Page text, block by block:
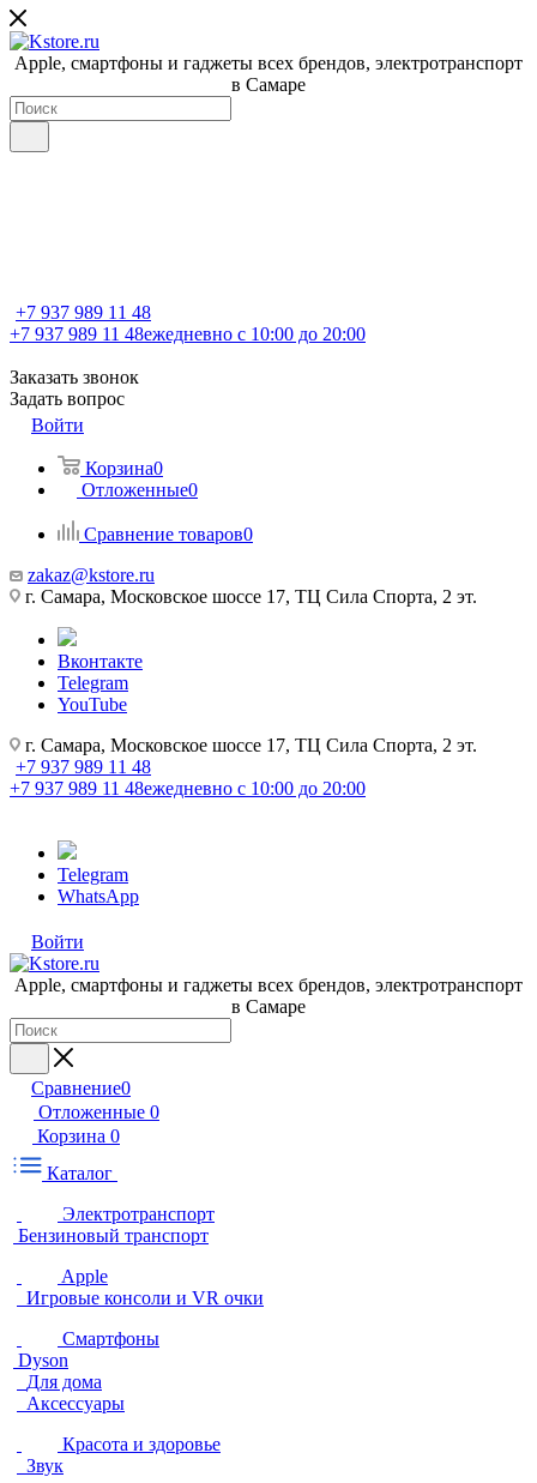
Apple, cмартфоны и гаджеты всех брендов, электротранспорт
в Самаре
+7 937 989 11 48
+7 937 989 11 48ежедневно с 10:00 до 20:00
Заказать звонок
Задать вопрос
Войти
Корзина0
Отложенные0
Сравнение товаров0
zakaz@kstore.ru
г. Самара, Московское шоссе 17, ТЦ Сила Спорта, 2 эт.
Вконтакте
Telegram
YouTube
г. Самара, Московское шоссе 17, ТЦ Сила Спорта, 2 эт.
+7 937 989 11 48
+7 937 989 11 48ежедневно с 10:00 до 20:00
Telegram
WhatsApp
Войти
Apple, cмартфоны и гаджеты всех брендов, электротранспорт
в Самаре
Сравнение0
Отложенные 0
Корзина 0
Каталог
Электротранспорт
Бензиновый транспорт
Apple
Игровые консоли и VR очки
Смартфоны
Dyson
Для дома
Аксессуары
Красота и здоровье
Звук